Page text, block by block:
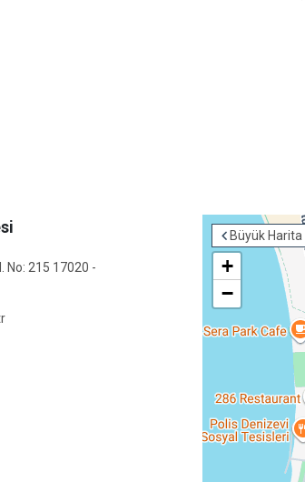
Büyük Harita
+
−
No: 215 17020 -